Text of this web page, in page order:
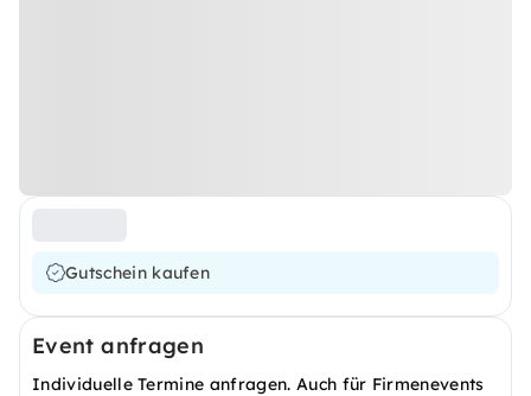
Gutschein kaufen
Event anfragen
Individuelle Termine anfragen. Auch für Firmenevents